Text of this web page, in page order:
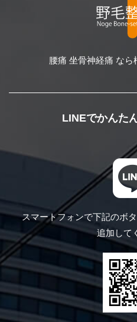
腰痛 坐骨神経痛 なら
LINEでかんた
スマートフォンで下記のボ
追加して